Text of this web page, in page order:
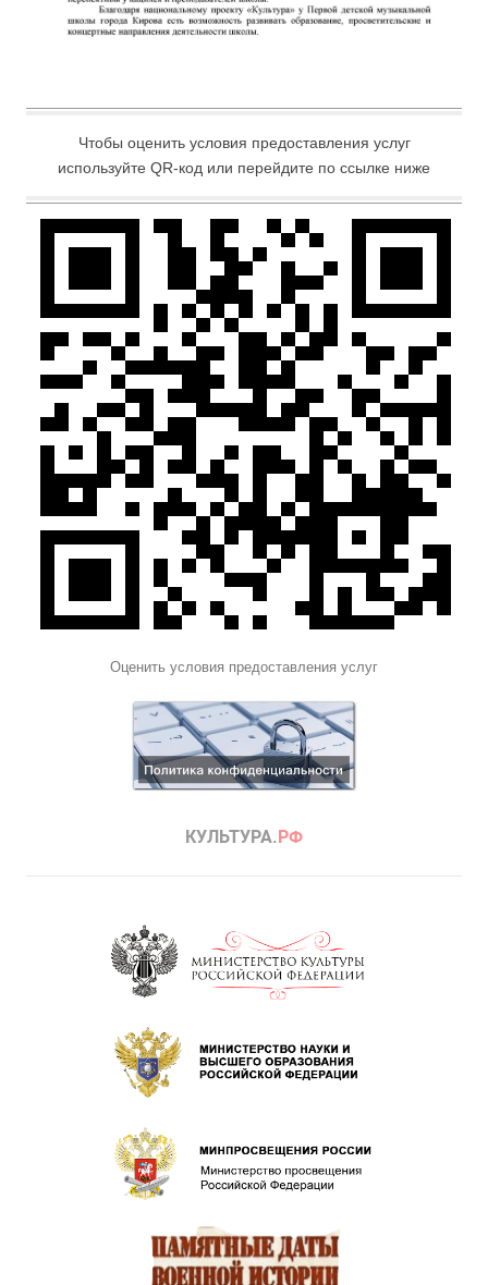
Чтобы оценить условия предоставления услуг
используйте QR-код или перейдите по ссылке ниже
Оценить условия предоставления услуг